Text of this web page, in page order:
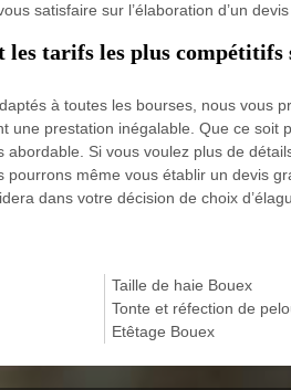
satisfaire sur l’élaboration d’un
les tarifs les plus compétitifs
à toutes les bourses, nous vous
une prestation inégalable. Que ce soit
Si vous voulez plus de
même vous établir un devis
dans votre décision de choix
Taille de haie Bouex
Tonte et réfection de
Etêtage Bouex